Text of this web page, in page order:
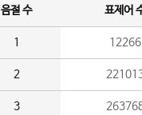
음절 수 표제어
1 12266
2
3